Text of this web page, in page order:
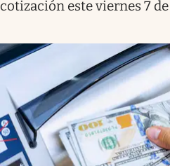
cotización este viernes 7